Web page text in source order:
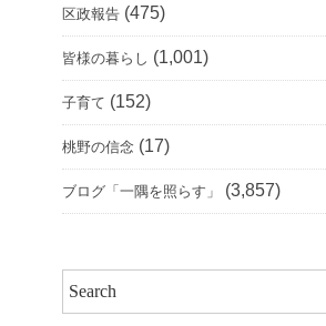
区政報告 (475)
皆様の暮らし (1,001)
子育て (152)
桃野の信念 (17)
ブログ「一隅を照らす」 (3,857)